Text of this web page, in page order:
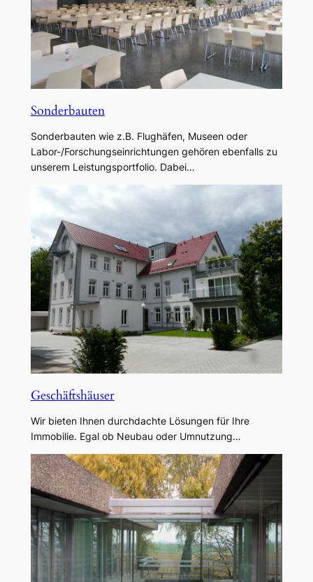
Sonderbauten
Sonderbauten wie z.B. Flughäfen, Museen oder
Labor-/Forschungseinrichtungen gehören ebenfalls zu
unserem Leistungsportfolio. Dabei…
Geschäftshäuser
Wir bieten Ihnen durchdachte Lösungen für Ihre
Immobilie. Egal ob Neubau oder Umnutzung…